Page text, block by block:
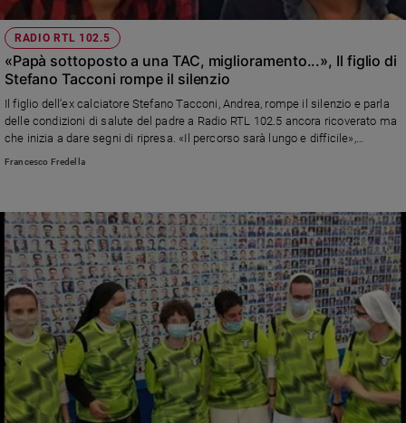
RADIO RTL 102.5
«Papà sottoposto a una TAC, miglioramento...», Il figlio di
Stefano Tacconi rompe il silenzio
Il figlio dell'ex calciatore Stefano Tacconi, Andrea, rompe il silenzio e parla
delle condizioni di salute del padre a Radio RTL 102.5 ancora ricoverato ma
che inizia a dare segni di ripresa. «Il percorso sarà lungo e difficile»,
specificano i medici che lo tengono in cura, «ma Stefano è forte e si
Francesco Fredella